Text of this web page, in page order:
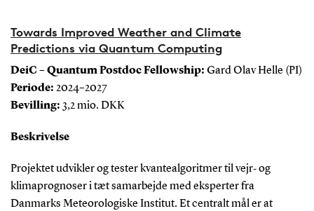
Towards Improved Weather and Climate
Predictions via Quantum Computing
DeiC – Quantum Postdoc Fellowship: Gard Olav Helle (PI)
Periode: 2024–2027
Bevilling: 3,2 mio. DKK
Beskrivelse
Projektet udvikler og tester kvantealgoritmer til vejr‑ og
klimaprognoser i tæt samarbejde med eksperter fra
Danmarks Meteorologiske Institut. Et centralt mål er at